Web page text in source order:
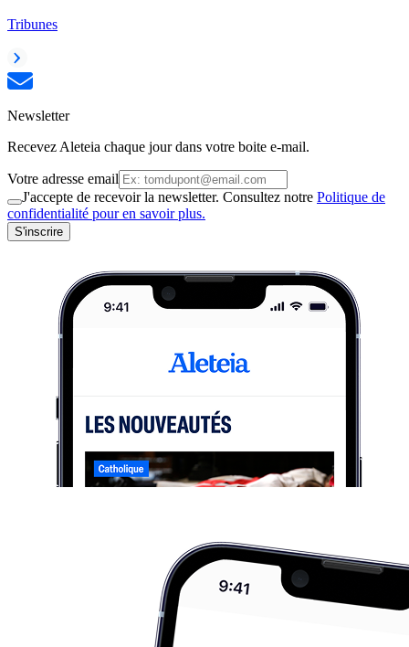
Tribunes
Newsletter
Recevez Aleteia chaque jour dans votre boite e-mail.
Votre adresse email
J'accepte de recevoir la newsletter. Consultez notre Politique de
confidentialité pour en savoir plus.
S'inscrire